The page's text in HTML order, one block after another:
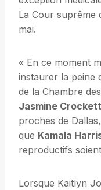
La Cour suprême
mai.
« En ce moment
instaurer la peine
de la Chambre
Jasmine Crockett
proches de
que Kamala
reproductifs
Lorsque Kaitlyn